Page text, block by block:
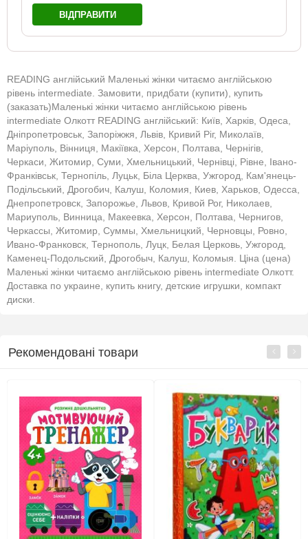
ВІДПРАВИТИ
READING англійський Маленькі жінки читаємо англійською
рівень intermediate. Замовити, придбати (купити), купить
(заказать)Маленькі жінки читаємо англійською рівень
intermediate Олкотт READING англійський: Київ, Харків, Одеса,
Дніпропетровськ, Запоріжжя, Львів, Кривий Ріг, Миколаїв,
Маріуполь, Вінниця, Макіївка, Херсон, Полтава, Чернігів,
Черкаси, Житомир, Суми, Хмельницький, Чернівці, Рівне, Івано-
Франківськ, Тернопіль, Луцьк, Біла Церква, Ужгород, Кам'янець-
Подільський, Дрогобич, Калуш, Коломия, Киев, Харьков, Одесса,
Днепропетровск, Запорожье, Львов, Кривой Рог, Николаев,
Мариуполь, Винница, Макеевка, Херсон, Полтава, Чернигов,
Черкассы, Житомир, Суммы, Хмельницкий, Черновцы, Ровно,
Ивано-Франковск, Тернополь, Луцк, Белая Церковь, Ужгород,
Каменец-Подольский, Дрогобыч, Калуш, Коломыя. Ціна (цена)
Маленькі жінки читаємо англійською рівень intermediate Олкотт.
Доставка по украине, купить книгу, детские игрушки, компакт
диски.
Рекомендовані товари